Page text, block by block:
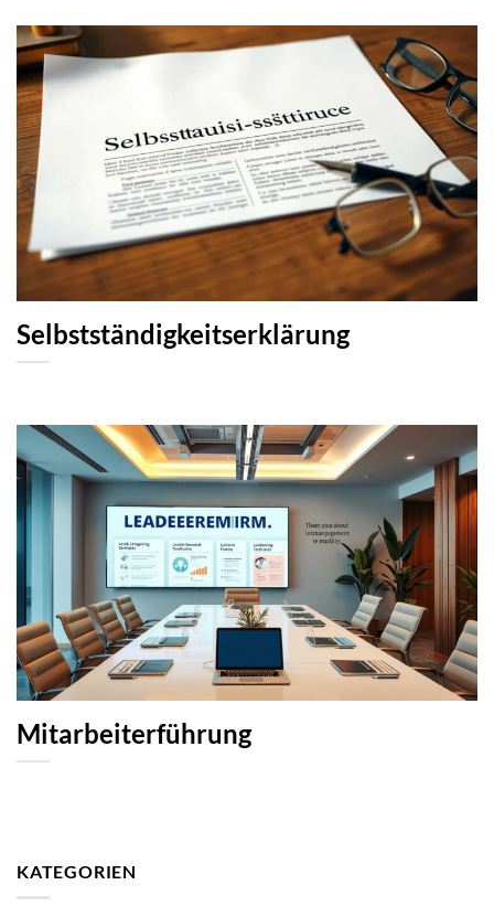
Selbstständigkeitserklärung
Mitarbeiterführung
KATEGORIEN